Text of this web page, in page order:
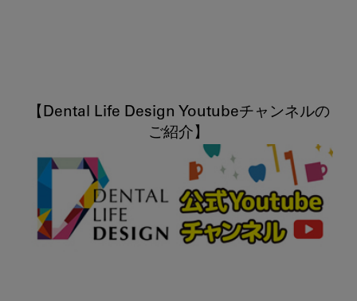
【Dental Life Design Youtubeチャンネルの